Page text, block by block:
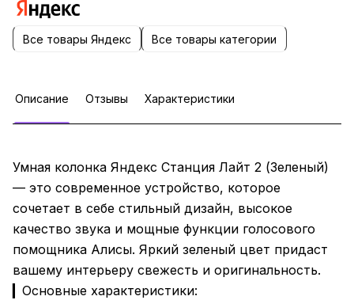
Все товары Яндекс Все товары категории
Описание Отзывы Характеристики
Умная колонка Яндекс Станция Лайт 2 (Зеленый)
— это современное устройство, которое
сочетает в себе стильный дизайн, высокое
качество звука и мощные функции голосового
помощника Алисы. Яркий зеленый цвет придаст
вашему интерьеру свежесть и оригинальность.
▎Основные характеристики: